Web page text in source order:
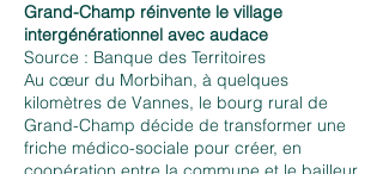
Grand-Champ réinvente le village
intergénérationnel avec audace
Source : Banque des Territoires
Au cœur du Morbihan, à quelques
kilomètres de Vannes, le bourg rural de
Grand-Champ décide de transformer une
friche médico-sociale pour créer, en